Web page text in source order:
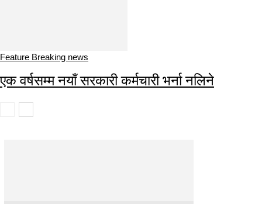
Feature Breaking news
एक वर्षसम्म नयाँ सरकारी कर्मचारी भर्ना नलिने